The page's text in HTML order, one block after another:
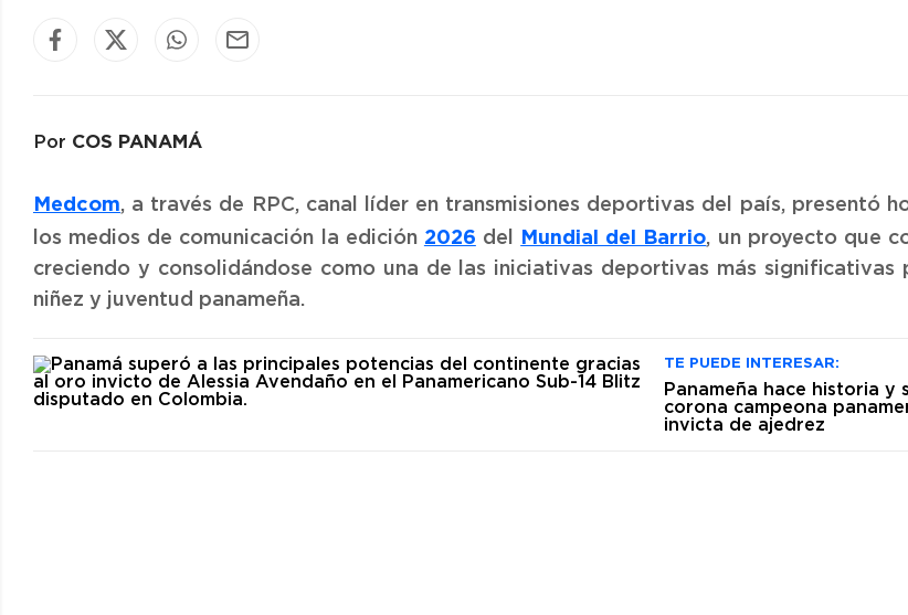
Por COS PANAMÁ
Medcom, a través de RPC, canal líder en transmisiones deportivas del país, presentó
los medios de comunicación la edición 2026 del Mundial del Barrio, un proyecto que
creciendo y consolidándose como una de las iniciativas deportivas más significativas
niñez y juventud panameña.
TE PUEDE INTERESAR:
Panameña hace historia y
corona campeona
invicta de ajedrez